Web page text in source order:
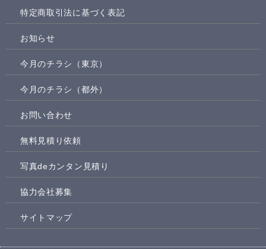
特定商取引法に基づく表記
お知らせ
今月のチラシ（東京）
今月のチラシ（都外）
お問い合わせ
無料見積り依頼
写真deカンタン見積り
協力会社募集
サイトマップ